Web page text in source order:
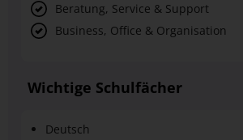
Beratung, Service & Support
Business, Office & Organisation
Wichtige Schulfächer
Deutsch